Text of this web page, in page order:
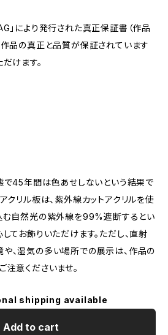
」により発行された真正保証書（作品
作品の真正と品質が保証されています
けます。
で45年間は色あせしないという結果で
クリル板は、紫外線カットアクリルを使
む自然光の紫外線を99%遮断するとい
てお飾りいただけます。ただし、直射
、湿気の多い場所での展示は、作品の
注意くださいませ。
shipping available
Add to cart